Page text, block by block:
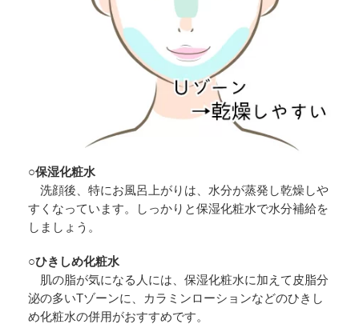
○保湿化粧水
洗顔後、特にお風呂上がりは、水分が蒸発し乾燥しや
すくなっています。しっかりと保湿化粧水で水分補給を
しましょう。
○ひきしめ化粧水
肌の脂が気になる人には、保湿化粧水に加えて皮脂分
泌の多いTゾーンに、カラミンローションなどのひきし
め化粧水の併用がおすすめです。